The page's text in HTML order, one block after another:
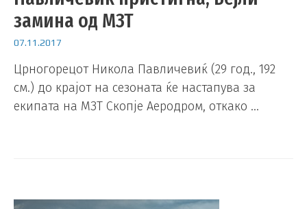
замина од МЗТ
07.11.2017
Црногорецот Никола Павличевиќ (29 год., 192
см.) до крајот на сезоната ќе настапува за
екипата на МЗТ Скопје Аеродром, откако …